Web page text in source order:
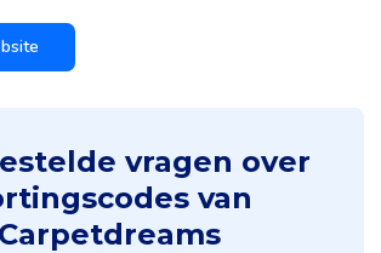
vragen over
van
Carpetdreams